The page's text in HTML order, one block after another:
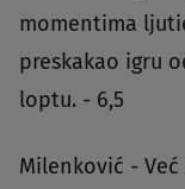
momentima
preskakao igru
loptu. - 6,5
Milenković -